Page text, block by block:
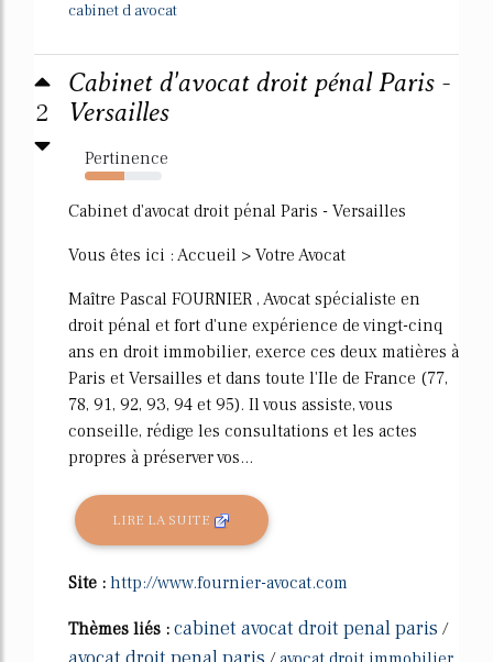
cabinet d avocat
2
Cabinet d'avocat droit pénal Paris -
Versailles
Pertinence
51%
Cabinet d'avocat droit pénal Paris - Versailles
Vous êtes ici : Accueil > Votre Avocat
Maître Pascal FOURNIER , Avocat spécialiste en
droit pénal et fort d'une expérience de vingt-cinq
ans en droit immobilier, exerce ces deux matières à
Paris et Versailles et dans toute l'Ile de France (77,
78, 91, 92, 93, 94 et 95). Il vous assiste, vous
conseille, rédige les consultations et les actes
propres à préserver vos...
LIRE LA SUITE
Site : http://www.fournier-avocat.com
Thèmes liés : cabinet avocat droit penal paris /